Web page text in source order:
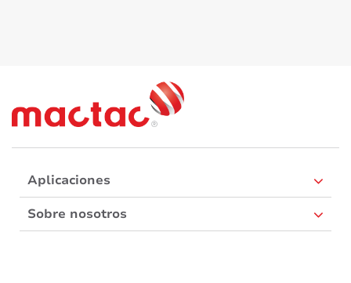
Aplicaciones
Sobre nosotros